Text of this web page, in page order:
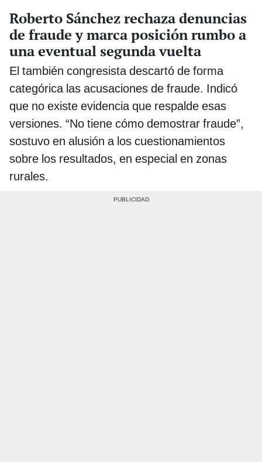
Roberto Sánchez rechaza denuncias
de fraude y marca posición rumbo a
una eventual segunda vuelta
El también congresista descartó de forma
categórica las acusaciones de fraude. Indicó
que no existe evidencia que respalde esas
versiones. “No tiene cómo demostrar fraude”,
sostuvo en alusión a los cuestionamientos
sobre los resultados, en especial en zonas
rurales.